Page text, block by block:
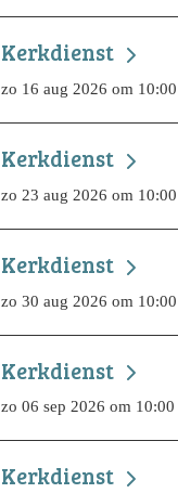
Kerkdienst
zo 16 aug 2026 om 10:00
Kerkdienst
zo 23 aug 2026 om 10:00
Kerkdienst
zo 30 aug 2026 om 10:00
Kerkdienst
zo 06 sep 2026 om 10:00
Kerkdienst